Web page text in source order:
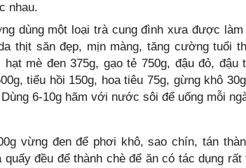
nhau.
dùng một loại trà cung đình xưa được
thịt săn đẹp, mịn màng, tăng cường tuổi
mè đen 375g, gạo tẻ 750g, đậu đỏ, đậu
tiểu hồi 150g, hoa tiêu 75g, gừng khô
6-10g hãm với nước sôi để uống mỗi
vừng đen để phơi khô, sao chín, tán
đều để thành chè để ăn có tác dụng rất